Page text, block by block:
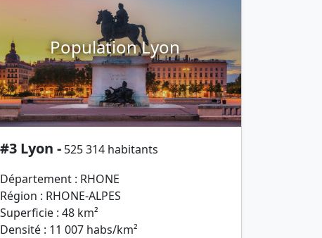
Population Lyon
#3 Lyon - 525 314 habitants
Département : RHONE
Région : RHONE-ALPES
Superficie : 48 km²
Densité : 11 007 habs/km²